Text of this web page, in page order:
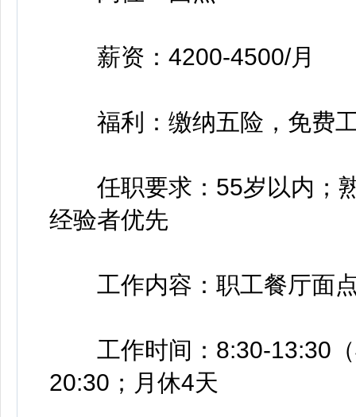
薪资：4200-4500/月
福利：缴纳五险，免费工
任职要求：55岁以内；熟
经验者优先
工作内容：职工餐厅面
工作时间：8:30-13:30（
20:30；月休4天